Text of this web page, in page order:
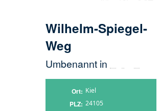
Wilhelm-Spiegel-
Weg
Umbenannt in
Ort Kiel
PLZ 24105